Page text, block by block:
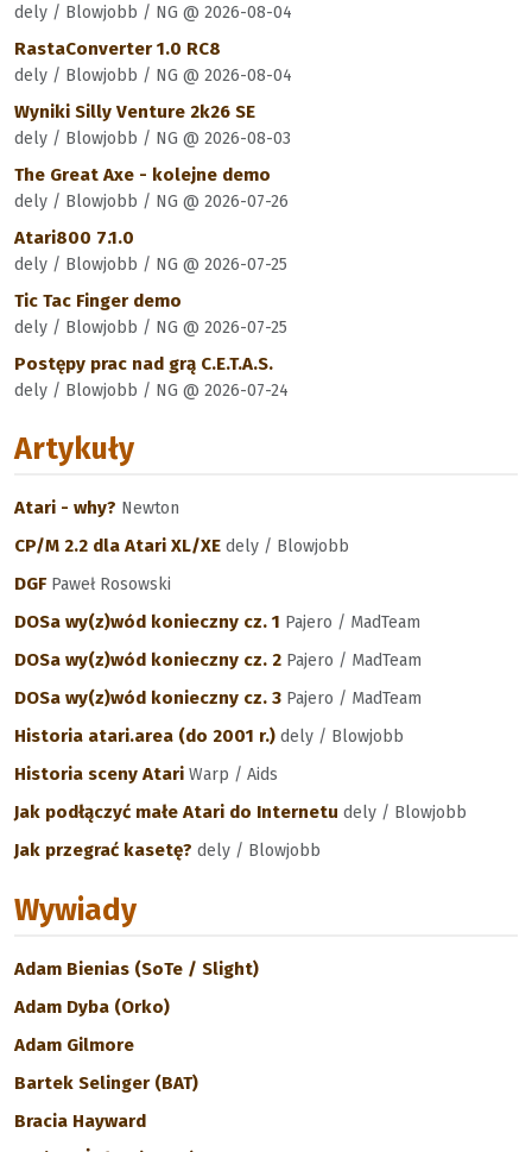
dely / Blowjobb / NG @ 2026-08-04
RastaConverter 1.0 RC8
dely / Blowjobb / NG @ 2026-08-04
Wyniki Silly Venture 2k26 SE
dely / Blowjobb / NG @ 2026-08-03
The Great Axe - kolejne demo
dely / Blowjobb / NG @ 2026-07-26
Atari800 7.1.0
dely / Blowjobb / NG @ 2026-07-25
Tic Tac Finger demo
dely / Blowjobb / NG @ 2026-07-25
Postępy prac nad grą C.E.T.A.S.
dely / Blowjobb / NG @ 2026-07-24
Artykuły
Atari - why? Newton
CP/M 2.2 dla Atari XL/XE dely / Blowjobb
DGF Paweł Rosowski
DOSa wy(z)wód konieczny cz. 1 Pajero / MadTeam
DOSa wy(z)wód konieczny cz. 2 Pajero / MadTeam
DOSa wy(z)wód konieczny cz. 3 Pajero / MadTeam
Historia atari.area (do 2001 r.) dely / Blowjobb
Historia sceny Atari Warp / Aids
Jak podłączyć małe Atari do Internetu dely / Blowjobb
Jak przegrać kasetę? dely / Blowjobb
Wywiady
Adam Bienias (SoTe / Slight)
Adam Dyba (Orko)
Adam Gilmore
Bartek Selinger (BAT)
Bracia Hayward